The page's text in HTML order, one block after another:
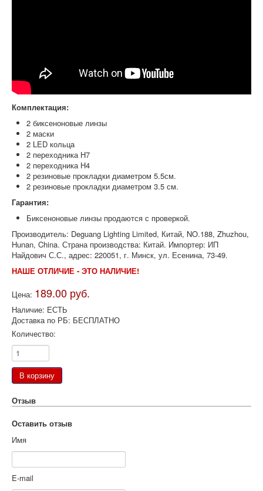
Комплектация:
2 биксеноновые линзы
2 маски
2 LED кольца
2 переходника Н7
2 переходника Н4
2 резиновые прокладки диаметром 5.5см.
2 резиновые прокладки диаметром 3.5 см.
Гарантия:
Биксеноновые линзы продаются с проверкой.
Производитель: Deguang Lighting Limited, Китай, NO.188, Zhuzhou,
Hunan, China. Страна производства: Китай. Импортер: ИП
Найдович С.С., адрес: 220051, г. Минск, ул. Есенина, 73-49.
НАШЕ ОТЛИЧИЕ - ЭТО НАЛИЧИЕ!
Цена: 189.00 руб.
Наличие: ЕСТЬ
Доставка по РБ: БЕСПЛАТНО
Количество:
Отзыв
Оставить отзыв
Имя
E-mail